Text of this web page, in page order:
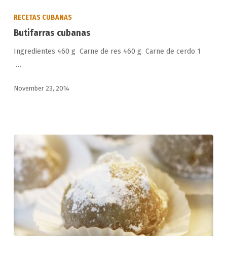
cubanas
RECETAS CUBANAS
Butifarras cubanas
Ingredientes 460 g Carne de res 460 g Carne de cerdo 1
…
November 23, 2014